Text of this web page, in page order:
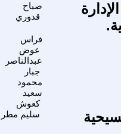
صباح
قدوري
فراس
عوض
عبدالناصر
جبار
محمود
سعيد
كعوش
سليم مطر